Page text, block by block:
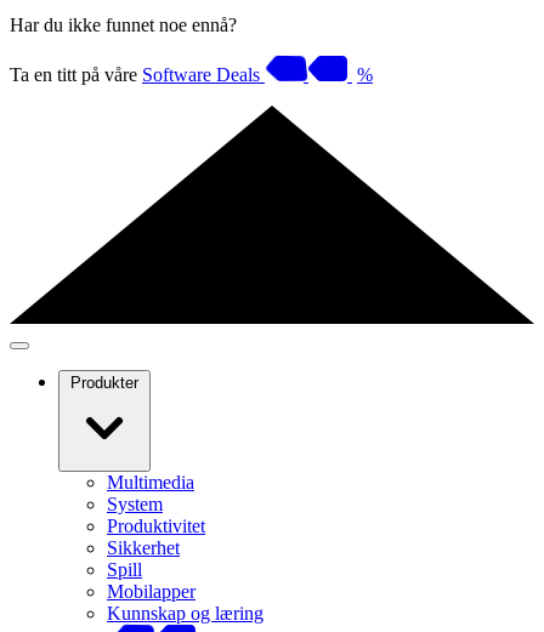
Har du ikke funnet noe ennå?
Ta en titt på våre Software Deals %
Produkter
Multimedia
System
Produktivitet
Sikkerhet
Spill
Mobilapper
Kunnskap og læring